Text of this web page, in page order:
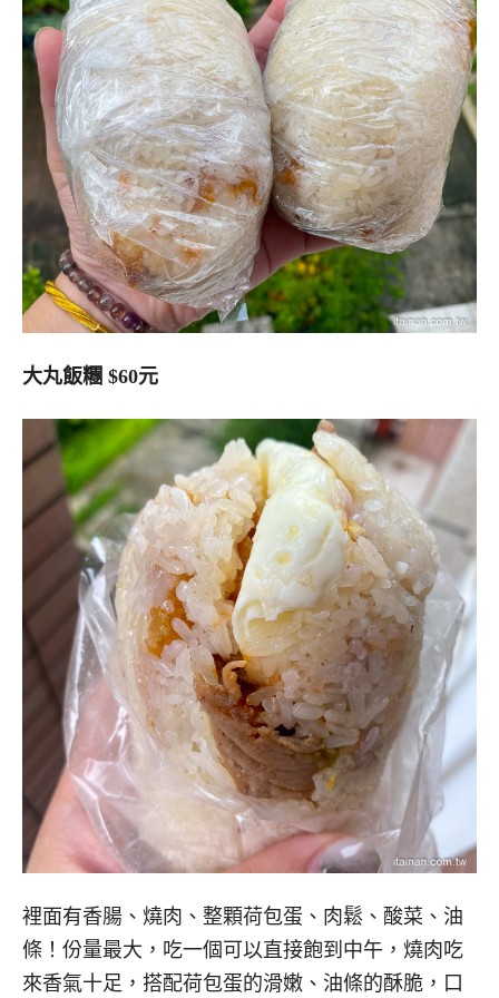
大丸飯糰 $60元
裡面有香腸、燒肉、整顆荷包蛋、肉鬆、酸菜、油
條！份量最大，吃一個可以直接飽到中午，燒肉吃
來香氣十足，搭配荷包蛋的滑嫩、油條的酥脆，口